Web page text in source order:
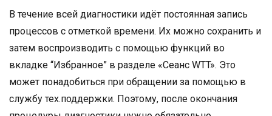
В течение всей диагностики идёт постоянная запись
процессов с отметкой времени. Их можно сохранить и
затем воспроизводить с помощью функций во
вкладке “Избранное” в разделе «Сеанс WTT». Это
может понадобиться при обращении за помощью в
службу тех.поддержки. Поэтому, после окончания